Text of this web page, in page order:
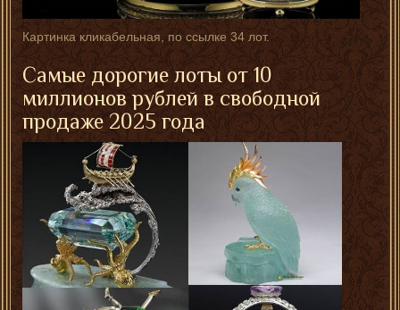
Картинка кликабельная, по ссылке 34 лот.
Самые дорогие лоты от 10
миллионов рублей в свободной
продаже 2025 года